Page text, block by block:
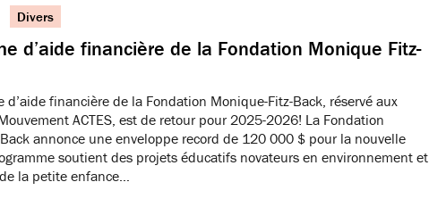
Divers
d’aide financière de la Fondation Monique Fitz-
d’aide financière de la Fondation Monique-Fitz-Back, réservé aux
ACTES, est de retour pour 2025-2026! La Fondation
annonce une enveloppe record de 120 000 $ pour la nouvelle
soutient des projets éducatifs novateurs en environnement et
la petite enfance…